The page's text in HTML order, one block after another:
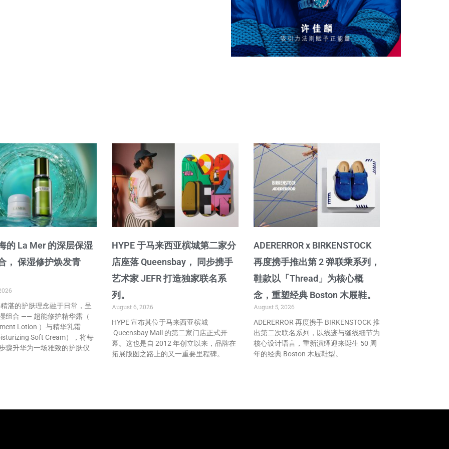
的 La Mer 的深层保湿
， 保湿修护焕发青
湛的护肤理念融于日常，呈
组合 —— 超能修护精华露（
Lotion ）与精华乳霜
Soft Cream），将每
骤升华为一场雅致的护肤仪
HYPE 于马来西亚槟城第二家分
店座落 Queensbay， 同步携手
艺术家 JEFR 打造独家联名系
列。
August 6, 2026
HYPE 宣布其位于马来西亚槟城
Queensbay Mall 的第二家门店正式开
幕。这也是自 2012 年创立以来，品牌在
拓展版图之路上的又一重要里程碑。
ADERERROR x BIRKENSTOCK
再度携手推出第 2 弹联乘系列，
鞋款以「Thread」为核心概
念，重塑经典 Boston 木屐鞋。
August 5, 2026
ADERERROR 再度携手 BIRKENSTOCK 推
出第二次联名系列，以线迹与缝线细节为
核心设计语言，重新演绎迎来诞生 50 周
年的经典 Boston 木屐鞋型。